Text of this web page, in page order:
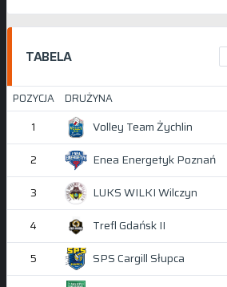
TABELA
POZYCJA
DRUŻYNA
1
Volley Team Żychlin
2 Enea Energetyk Poznań
3 LUKS WILKI Wilczyn
4 Trefl Gdańsk II
5 SPS Cargill Słupca